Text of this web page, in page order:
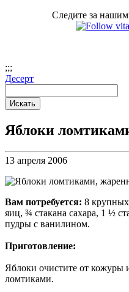
Следите за
;;;
Десерт
Яблоки
13 апреля 2006
Вам потребуется: 8
яиц, ¾ стакана сахара, 1 ½
пудры с ванилином.
Приготовление:
Яблоки очистите от кожуры
ломтиками.